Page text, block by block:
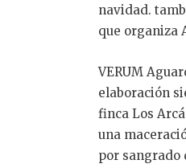
navidad.
que organiza
VERUM
elaboración
finca Los
una
por sangrado